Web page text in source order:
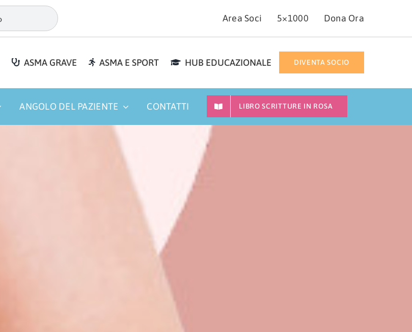
Area Soci 5×1000 Dona Ora
ASMA GRAVE ASMA E SPORT HUB EDUCAZIONALE DIVENTA SOCIO
ANGOLO DEL PAZIENTE CONTATTI LIBRO SCRITTURE IN ROSA